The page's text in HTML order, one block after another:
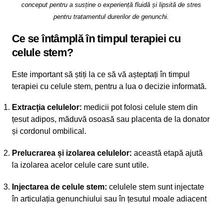
conceput pentru a susține o experiență fluidă și lipsită de stres
pentru tratamentul durerilor de genunchi.
Ce se întâmplă în timpul terapiei cu
celule stem?
Este important să știți la ce să vă așteptați în timpul
terapiei cu celule stem, pentru a lua o decizie informată.
Extracția celulelor: medicii pot folosi celule stem din
țesut adipos, măduvă osoasă sau placenta de la donator
și cordonul ombilical.
Prelucrarea și izolarea celulelor: această etapă ajută
la izolarea acelor celule care sunt utile.
Injectarea de celule stem: celulele stem sunt injectate
în articulația genunchiului sau în țesutul moale adiacent